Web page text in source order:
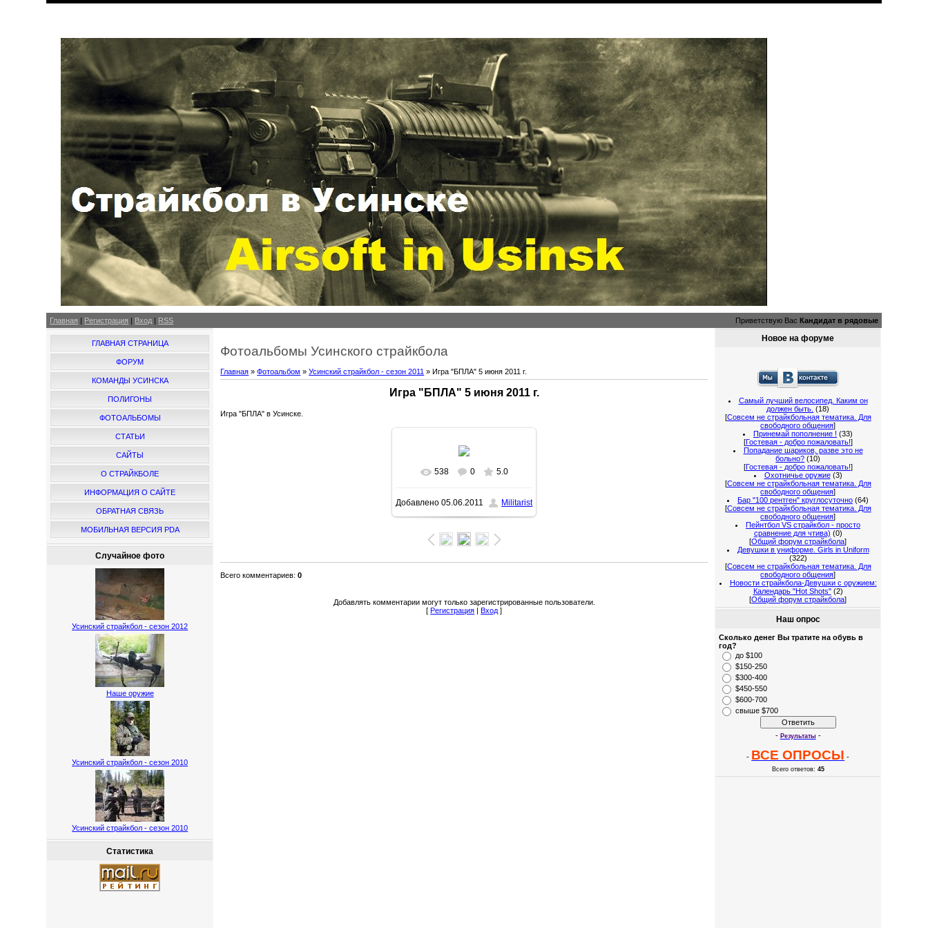
Главная | Регистрация | Вход | RSS Приветствую Вас Кандидат в рядовые
ГЛАВНАЯ СТРАНИЦА
ФОРУМ
КОМАНДЫ УСИНСКА
ПОЛИГОНЫ
ФОТОАЛЬБОМЫ
СТАТЬИ
САЙТЫ
О СТРАЙКБОЛЕ
ИНФОРМАЦИЯ О САЙТЕ
ОБРАТНАЯ СВЯЗЬ
МОБИЛЬНАЯ ВЕРСИЯ PDA
Случайное фото
Усинский страйкбол - сезон 2012
Наше оружие
Усинский страйкбол - сезон 2010
Усинский страйкбол - сезон 2010
Статистика
Фотоальбомы Усинского страйкбола
Главная »Фотоальбом »Усинский страйкбол - сезон 2011 » Игра "БПЛА" 5 июня 2011 г.
Игра "БПЛА" 5 июня 2011 г.
Игра "БПЛА" в Усинске.
538 0 5.0
Добавлено 05.06.2011 Militarist
Всего комментариев:0
Добавлять комментарии могут только зарегистрированные пользователи.
[Регистрация |Вход ]
Новое на форуме
Самый лучший велосипед. Каким он
должен быть. (18)
[Совсем не страйкбольная тематика. Для
свободного общения]
Принемай пополнение ! (33)
[Гостевая - добро пожаловать!]
Попадание шариков, разве это не
больно? (10)
[Гостевая - добро пожаловать!]
Охотничье оружие (3)
[Совсем не страйкбольная тематика. Для
свободного общения]
Бар "100 рентген" круглосуточно (64)
[Совсем не страйкбольная тематика. Для
свободного общения]
Пейнтбол VS страйкбол - просто
сравнение для чтива) (0)
[Общий форум страйкбола]
Девушки в униформе. Girls in Uniform
(322)
[Совсем не страйкбольная тематика. Для
свободного общения]
Новости страйкбола-Девушки с оружием:
Календарь "Hot Shots" (2)
[Общий форум страйкбола]
Наш опрос
Сколько денег Вы тратите на обувь в
год?
до $100
$150-250
$300-400
$450-550
$600-700
свыше $700
- Результаты -
- ВСЕ ОПРОСЫ -
Всего ответов: 45